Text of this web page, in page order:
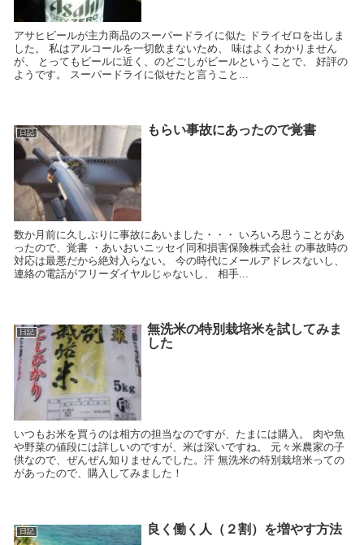
アサヒビールが主力商品のスーパードライに似た ドライゼロを出しま
した。 私はアルコールを一切飲まないため、 味はよくわかりません
が、 とってもビールに近く、のどごしがビールということで、 好評の
ようです。 スーパードライに似せたと言うこと...
日記 もらい事故にあったので覚書
数か月前に久しぶりに事故にあいました・・・ いろいろ思うことがあ
ったので、覚書 ・あいおいニッセイ同和損害保険株式会社 の事故時の
対応は最悪だから絶対入らない。 今の時代にメールアドレスないし、
連絡の電話がフリーダイヤルじゃないし、 相手...
日記
無洗米の特別栽培米を試してみま
した
いつもお米を買うのは相方の担当なのですが、たまには購入。 肉や魚
や野菜の値段には詳しいのですが、米は深いですね。 元々米農家の子
供なので、ぜんぜん知りませんでした。汗 無洗米の特別栽培米っての
があったので、購入してみました！
日記 良く働く人（２割）を増やす方法